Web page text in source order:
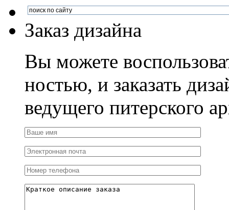
Заказ дизайна
Вы можете
ностью, и заказать
ведущего питерского